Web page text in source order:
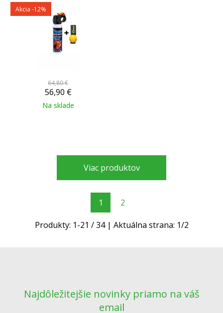
Akcia -12%
64,80 €
56,90 €
Na sklade
Viac produktov
1 2
Produkty: 1-21 /34| Aktuálna strana: 1/2
Najdôležitejšie novinky priamo na váš
email